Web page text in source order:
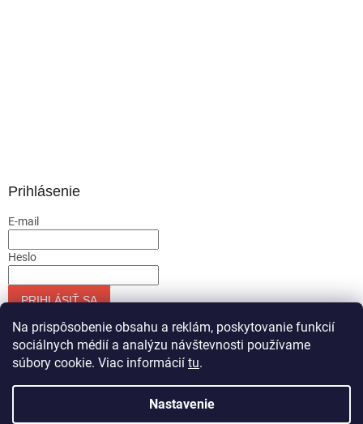
Na prispôsobenie obsahu a reklám, poskytovanie funkcií
sociálnych médií a analýzu návštevnosti používame
súbory cookie. Viac informácií tu.
Nastavenie
Prihlásenie
E-mail
Heslo
PRIHLÁSIŤ SA
Nová registráciaZabudnuté heslo